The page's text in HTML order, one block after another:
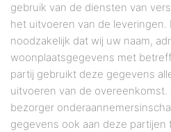
gebruik van de diensten van
het uitvoeren van de leveringen.
noodzakelijk dat wij uw naam,
woonplaatsgegevens met
partij gebruikt deze gegevens
uitvoeren van de
bezorger
gegevens ook aan deze partijen